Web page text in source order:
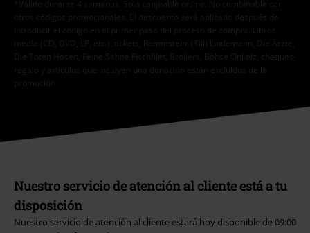
*Válido durante 4 semanas. Solo canjeable online. No combinable con
otros códigos promocionales. El descuento será aplicado después de
introducir el código en el primer paso del proceso de compra. Libros,
media (CD, DVD, LP, etc.), tickets, Rammstein, (Till) Lindemann, Die Ärzte,
Die Toten Hosen, Feine Sahne Fischfilet, Broilers, Böhse Onkelz, cheques-
regalo y artículos que incluyen una donación están excluidos de la
promoción.
Nuestro servicio de atención al cliente está a tu
disposición
Nuestro servicio de atención al cliente estará hoy disponible de 09:00